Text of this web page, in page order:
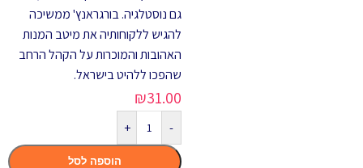
גם נוסטלגיה. בורגראנץ' ממשיכה
להגיש ללקוחותיה את מיטב המנות
האהובות והמוכרות על הקהל הרחב
שהפכו ללהיט בישראל.
₪31.00
-
+
הוספה לסל